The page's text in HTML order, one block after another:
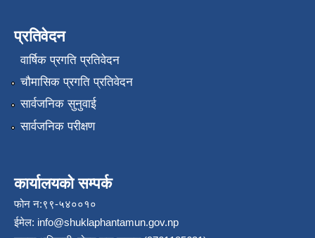
प्रतिवेदन
वार्षिक प्रगति प्रतिवेदन
चौमासिक प्रगति प्रतिवेदन
सार्वजनिक सुनुवाई
सार्वजनिक परीक्षण
कार्यालयको सम्पर्क
फोन न:९९-५४००१०
ईमेल: info@shuklaphantamun.gov.np